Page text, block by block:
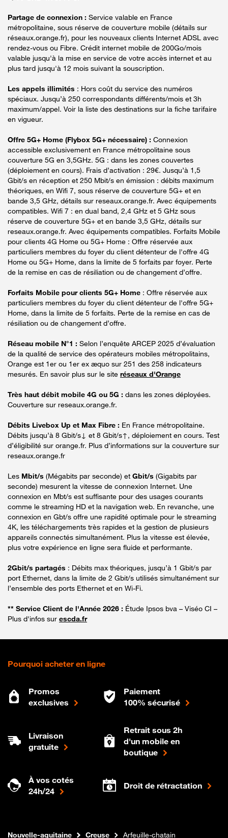
Partage de connexion : Service valable en France
métropolitaine, sous réserve de couverture mobile (détails sur
réseaux.orange.fr), pour les nouveaux clients Internet ADSL avec
rendez-vous ou Fibre. Crédit internet mobile de 200Go/mois
valable jusqu'à la mise en service de votre accès internet et au
plus tard jusqu'à 12 mois suivant la souscription.
Les appels illimités : Hors coût du service des numéros
spéciaux. Jusqu’à 250 correspondants différents/mois et 3h
maximum/appel. Voir la liste des destinations sur la fiche tarifaire
en vigueur.
Offre 5G+ Home (Flybox 5G+ nécessaire) : Connexion
accessible exclusivement en France métropolitaine sous
couverture 5G en 3,5GHz. 5G : dans les zones couvertes
(déploiement en cours). Frais d’activation : 29€. Jusqu’à 1,5
Gbit/s en réception et 250 Mbit/s en émission : débits maximum
théoriques, en Wifi 7, sous réserve de couverture 5G+ et en
bande 3,5 GHz, détails sur reseaux.orange.fr. Avec équipements
compatibles. Wifi 7 : en dual band, 2,4 GHz et 5 GHz sous
réserve de couverture 5G+ et en bande 3,5 GHz, détails sur
reseaux.orange.fr. Avec équipements compatibles. Forfaits Mobile
pour clients 4G Home ou 5G+ Home : Offre réservée aux
particuliers membres du foyer du client détenteur de l'offre 4G
Home ou 5G+ Home, dans la limite de 5 forfaits par foyer. Perte
de la remise en cas de résiliation ou de changement d’offre.
Forfaits Mobile pour clients 5G+ Home : Offre réservée aux
particuliers membres du foyer du client détenteur de l'offre 5G+
Home, dans la limite de 5 forfaits. Perte de la remise en cas de
résiliation ou de changement d’offre.
Réseau mobile N°1 : Selon l’enquête ARCEP 2025 d’évaluation
de la qualité de service des opérateurs mobiles métropolitains,
Orange est 1er ou 1er ex æquo sur 251 des 258 indicateurs
mesurés. En savoir plus sur le site réseaux d'Orange
Très haut débit mobile 4G ou 5G : dans les zones déployées.
Couverture sur reseaux.orange.fr.
Débits Livebox Up et Max Fibre : En France métropolitaine.
Débits jusqu’à 8 Gbit/s↓ et 8 Gbit/s↑, déploiement en cours. Test
d’éligibilité sur orange.fr. Plus d’informations sur la couverture sur
reseaux.orange.fr
Les Mbit/s (Mégabits par seconde) et Gbit/s (Gigabits par
seconde) mesurent la vitesse de connexion Internet. Une
connexion en Mbt/s est suffisante pour des usages courants
comme le streaming HD et la navigation web. En revanche, une
connexion en Gbt/s offre une rapidité optimale pour le streaming
4K, les téléchargements très rapides et la gestion de plusieurs
appareils connectés simultanément. Plus la vitesse est élevée,
plus votre expérience en ligne sera fluide et performante.
2Gbit/s partagés : Débits max théoriques, jusqu’à 1 Gbit/s par
port Ethernet, dans la limite de 2 Gbit/s utilisés simultanément sur
l’ensemble des ports Ethernet et en Wi-Fi.
** Service Client de l'Année 2026 : Étude Ipsos bva – Viséo CI –
Plus d'infos sur escda.fr
Pourquoi acheter en ligne
Promos
exclusives
Paiement
100% sécurisé
Livraison
gratuite
Retrait sous 2h
d'un mobile en
boutique
À vos cotés
24h/24
Droit de rétractation
Boutique Orange
Internet fibre
Nouvelle-aquitaine Creuse Arfeuille-chatain